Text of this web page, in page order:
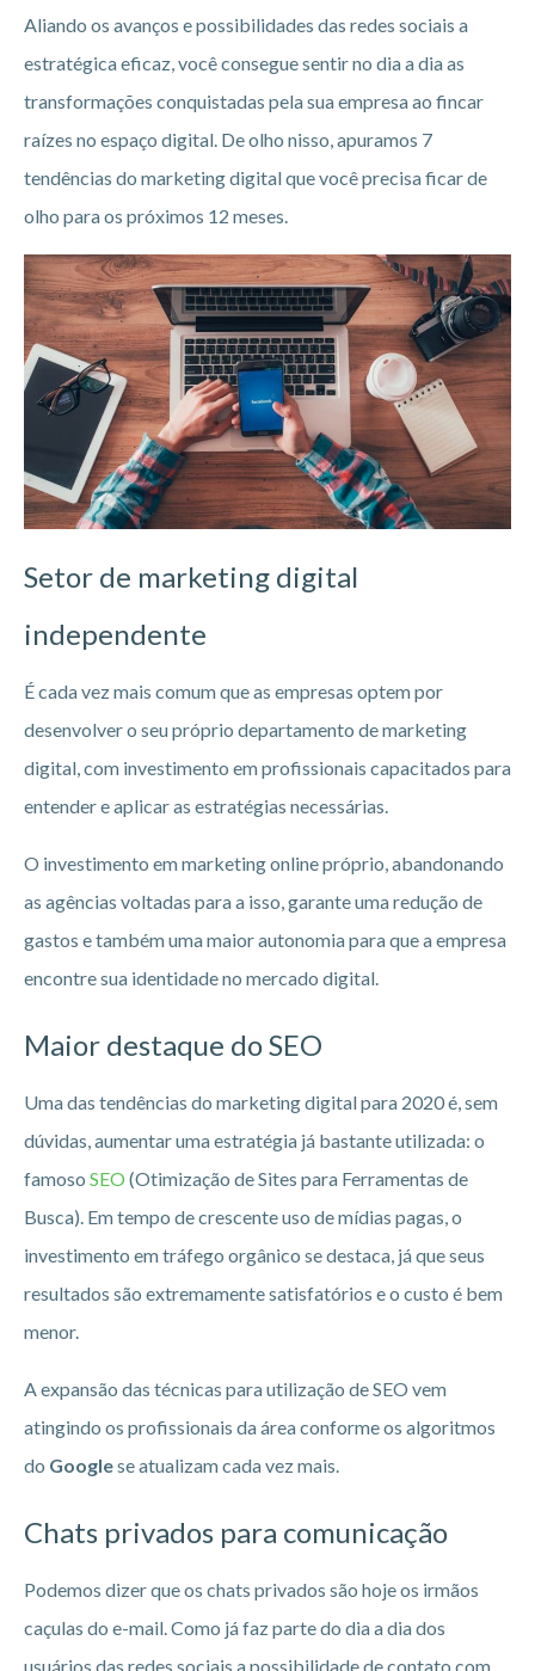
Aliando os avanços e possibilidades das redes sociais a
estratégica eficaz, você consegue sentir no dia a dia as
transformações conquistadas pela sua empresa ao fincar
raízes no espaço digital. De olho nisso, apuramos 7
tendências do marketing digital que você precisa ficar de
olho para os próximos 12 meses.
Setor de marketing digital
independente
É cada vez mais comum que as empresas optem por
desenvolver o seu próprio departamento de marketing
digital, com investimento em profissionais capacitados para
entender e aplicar as estratégias necessárias.
O investimento em marketing online próprio, abandonando
as agências voltadas para a isso, garante uma redução de
gastos e também uma maior autonomia para que a empresa
encontre sua identidade no mercado digital.
Maior destaque do SEO
Uma das tendências do marketing digital para 2020 é, sem
dúvidas, aumentar uma estratégia já bastante utilizada: o
famoso SEO (Otimização de Sites para Ferramentas de
Busca). Em tempo de crescente uso de mídias pagas, o
investimento em tráfego orgânico se destaca, já que seus
resultados são extremamente satisfatórios e o custo é bem
menor.
A expansão das técnicas para utilização de SEO vem
atingindo os profissionais da área conforme os algoritmos
do Googlese atualizam cada vez mais.
Chats privados para comunicação
Podemos dizer que os chats privados são hoje os irmãos
caçulas do e-mail. Como já faz parte do dia a dia dos
usuários das redes sociais a possibilidade de contato com